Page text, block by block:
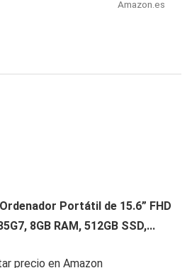
Amazon.es
Portátil de 15.6” FHD
8GB RAM, 512GB SSD,...
precio en Amazon